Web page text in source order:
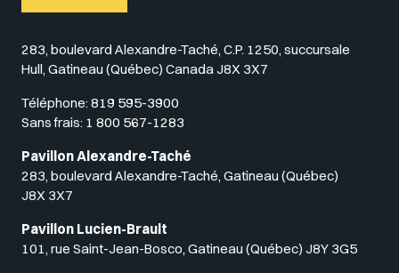
283, boulevard Alexandre-Taché, C.P. 1250, succursale
Hull, Gatineau (Québec) Canada J8X 3X7
Téléphone: 819 595-3900
Sans frais: 1 800 567-1283
Pavillon Alexandre-Taché
283, boulevard Alexandre-Taché, Gatineau (Québec)
J8X 3X7
Pavillon Lucien-Brault
101, rue Saint-Jean-Bosco, Gatineau (Québec) J8Y 3G5